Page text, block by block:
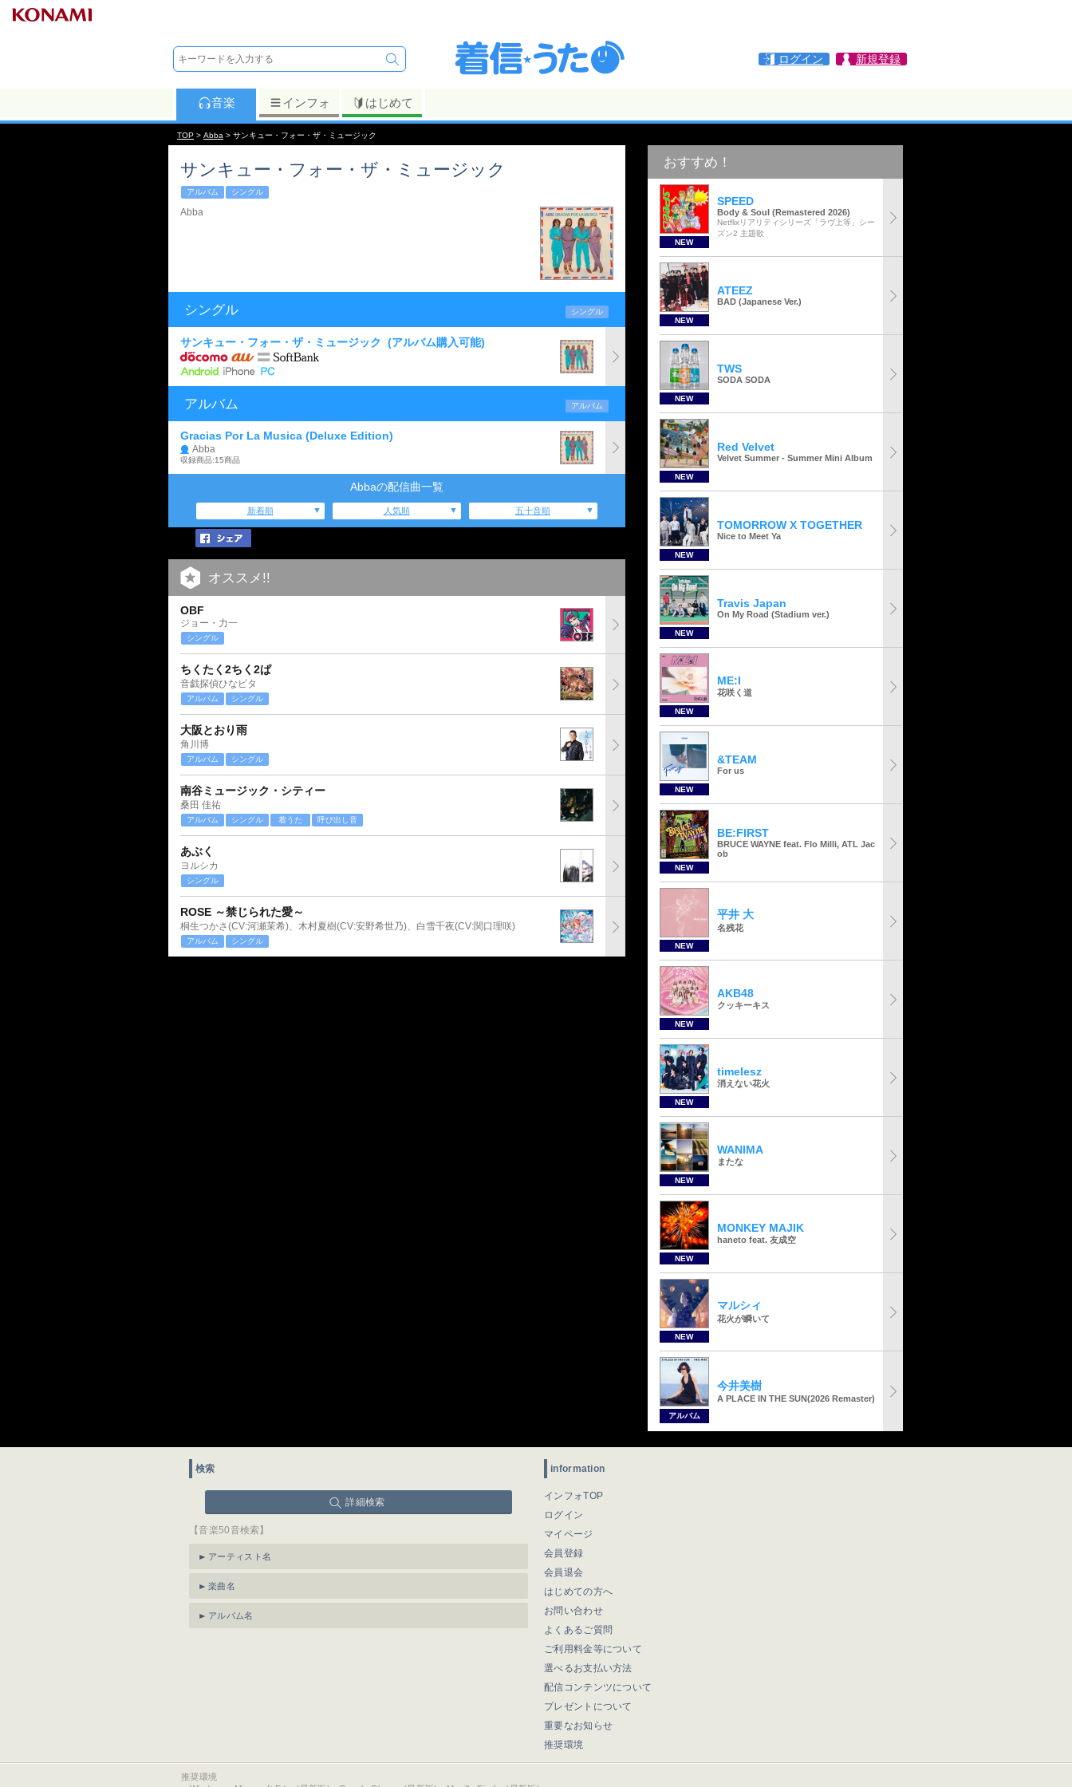
ログイン 新規登録
音楽 インフォ はじめて
TOP > Abba > サンキュー・フォー・ザ・ミュージック
サンキュー・フォー・ザ・ミュージック
アルバム シングル
Abba
シングル シングル
サンキュー・フォー・ザ・ミュージック (アルバム購入可能)
アルバム アルバム
Gracias Por La Musica (Deluxe Edition)
Abba
収録商品:15商品
Abbaの配信曲一覧
新着順 人気順 五十音順
オススメ!!
OBF
ジョー・力一
シングル
ちくたく2ちく2ぱ
音戯探偵ひなビタ
アルバム シングル
大阪とおり雨
角川博
アルバム シングル
南谷ミュージック・シティー
桑田 佳祐
アルバム シングル 着うた 呼び出し音
あぶく
ヨルシカ
シングル
ROSE ～禁じられた愛～
桐生つかさ(CV:河瀬茉希)、木村夏樹(CV:安野希世乃)、白雪千夜(CV:関口理咲)
アルバム シングル
おすすめ！
NEW
SPEED
Body & Soul (Remastered 2026)
Netflixリアリティシリーズ「ラヴ上等」シー
ズン2 主題歌
NEW
ATEEZ
BAD (Japanese Ver.)
NEW
TWS
SODA SODA
NEW
Red Velvet
Velvet Summer - Summer Mini Album
NEW
TOMORROW X TOGETHER
Nice to Meet Ya
NEW
Travis Japan
On My Road (Stadium ver.)
NEW
ME:I
花咲く道
NEW
&TEAM
For us
NEW
BE:FIRST
BRUCE WAYNE feat. Flo Milli, ATL Jac
ob
NEW
平井 大
名残花
NEW
AKB48
クッキーキス
NEW
timelesz
消えない花火
NEW
WANIMA
またな
NEW
MONKEY MAJIK
haneto feat. 友成空
NEW
マルシィ
花火が瞬いて
アルバム
今井美樹
A PLACE IN THE SUN(2026 Remaster)
検索
詳細検索
【音楽50音検索】
アーティスト名
楽曲名
アルバム名
information
インフォTOP
ログイン
マイページ
会員登録
会員退会
はじめての方へ
お問い合わせ
よくあるご質問
ご利用料金等について
選べるお支払い方法
配信コンテンツについて
プレゼントについて
重要なお知らせ
推奨環境
推奨環境